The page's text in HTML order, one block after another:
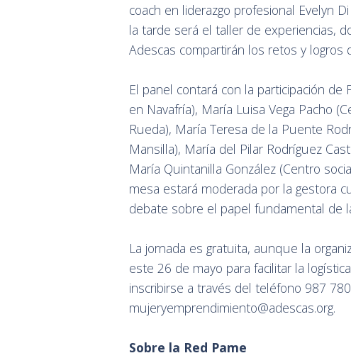
coach en liderazgo profesional Evelyn
la tarde será el taller de experiencias,
Adescas compartirán los retos y
El panel contará con la participación
en Navafría), María Luisa Vega Pacho
Rueda), María Teresa de la Puente
Mansilla), María del Pilar Rodríguez
María Quintanilla González (Centro
mesa estará moderada por la gestora
debate sobre el papel fundamental de
La jornada es gratuita, aunque la
este 26 de mayo para facilitar la
inscribirse a través del teléfono 987
mujeryemprendimiento@adescas.org.
Sobre la Red Pame